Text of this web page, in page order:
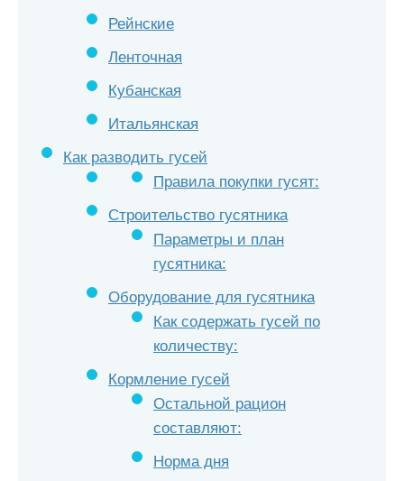
Рейнские
Ленточная
Кубанская
Итальянская
Как разводить гусей
Правила покупки гусят:
Строительство гусятника
Параметры и план
гусятника:
Оборудование для гусятника
Как содержать гусей по
количеству:
Кормление гусей
Остальной рацион
составляют:
Норма дня